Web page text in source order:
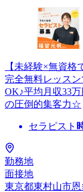
【未経験×無資
完全無料レッス
OK♪平均月収33
の圧倒的集客力☆
セラピスト
勤務地
面接地
東京都東村山市